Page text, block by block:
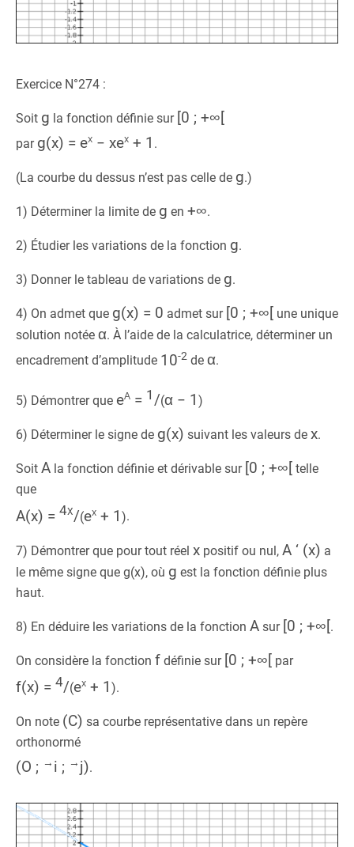
Exercice N°274 :
Soit g la fonction définie sur [0 ; +∞[
par g(x) = ex − xex + 1 .
(La courbe du dessus n’est pas celle de g.)
1) Déterminer la limite de g en +∞.
2) Étudier les variations de la fonction g.
3) Donner le tableau de variations de g.
4) On admet que g(x) = 0 admet sur [0 ; +∞[ une unique
solution notée α. À l’aide de la calculatrice, déterminer un
encadrement d’amplitude 10-2 de α.
5) Démontrer que eα = 1 /(α − 1 )
6) Déterminer le signe de g(x) suivant les valeurs de x.
Soit A la fonction définie et dérivable sur [0 ; +∞[ telle
que
A(x) = 4x/(ex + 1 ).
7) Démontrer que pour tout réel x positif ou nul, A ‘ (x) a
le même signe que g(x), où g est la fonction définie plus
haut.
8) En déduire les variations de la fonction A sur [0 ; +∞[.
On considère la fonction f définie sur [0 ; +∞[ par
f(x) = 4/(ex + 1 ).
On note (C) sa courbe représentative dans un repère
orthonormé
(O ; → i ; → j).